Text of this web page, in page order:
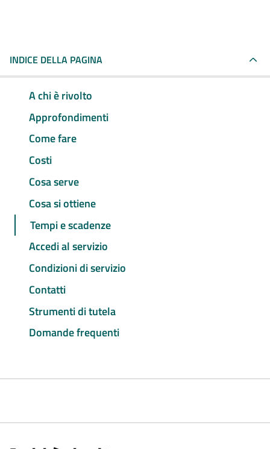
INDICE DELLA PAGINA
A chi è rivolto
Approfondimenti
Come fare
Costi
Cosa serve
Cosa si ottiene
Tempi e scadenze
Accedi al servizio
Condizioni di servizio
Contatti
Strumenti di tutela
Domande frequenti